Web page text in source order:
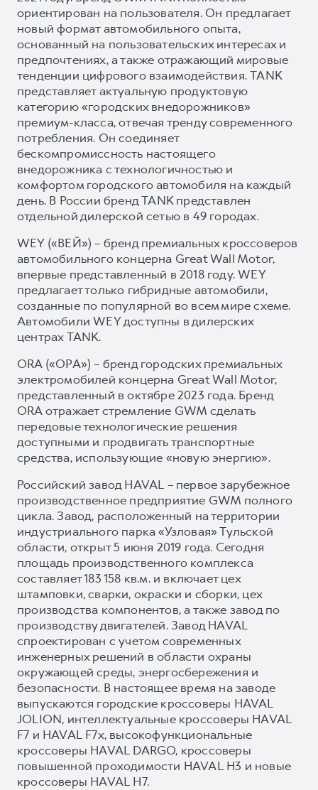
ориентирован на пользователя. Он предлагает
новый формат автомобильного опыта,
основанный на пользовательских интересах и
предпочтениях, а также отражающий мировые
тенденции цифрового взаимодействия. TANK
представляет актуальную продуктовую
категорию «городских внедорожников»
премиум-класса, отвечая тренду современного
потребления. Он соединяет
бескомпромиссность настоящего
внедорожника с технологичностью и
комфортом городского автомобиля на каждый
день. В России бренд TANK представлен
отдельной дилерской сетью в 49 городах.
WEY («ВЕЙ») – бренд премиальных кроссоверов
автомобильного концерна Great Wall Motor,
впервые представленный в 2018 году. WEY
предлагает только гибридные автомобили,
созданные по популярной во всем мире схеме.
Автомобили WEY доступны в дилерских
центрах TANK.
ORA («ОРА») – бренд городских премиальных
электромобилей концерна Great Wall Motor,
представленный в октябре 2023 года. Бренд
ORA отражает стремление GWM сделать
передовые технологические решения
доступными и продвигать транспортные
средства, использующие «новую энергию».
Российский завод HAVAL – первое зарубежное
производственное предприятие GWM полного
цикла. Завод, расположенный на территории
индустриального парка «Узловая» Тульской
области, открыт 5 июня 2019 года. Сегодня
площадь производственного комплекса
составляет 183 158 кв.м. и включает цех
штамповки, сварки, окраски и сборки, цех
производства компонентов, а также завод по
производству двигателей. Завод HAVAL
спроектирован с учетом современных
инженерных решений в области охраны
окружающей среды, энергосбережения и
безопасности. В настоящее время на заводе
выпускаются городские кроссоверы HAVAL
JOLION, интеллектуальные кроссоверы HAVAL
F7 и HAVAL F7x, высокофункциональные
кроссоверы HAVAL DARGO, кроссоверы
повышенной проходимости HAVAL H3 и новые
кроссоверы HAVAL H7.